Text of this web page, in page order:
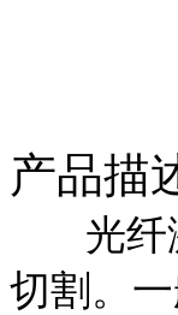
产品描
光纤激
切割。